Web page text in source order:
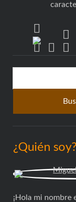
twitter
email-
form
Barra
¿Quién soy?
¡Hola mi nombre